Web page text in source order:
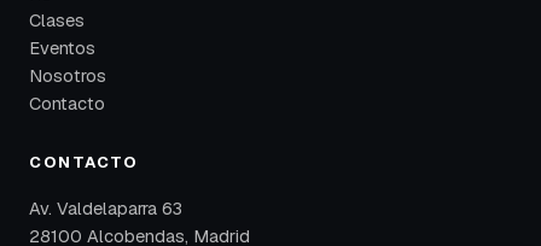
Clases
Eventos
Nosotros
Contacto
CONTACTO
Av. Valdelaparra 63
28100 Alcobendas, Madrid